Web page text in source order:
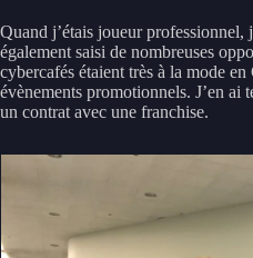
Quand j’étais joueur professionnel,
également saisi de nombreuses
cybercafés étaient très à la mode
évènements promotionnels. J’en
un contrat avec une franchise.